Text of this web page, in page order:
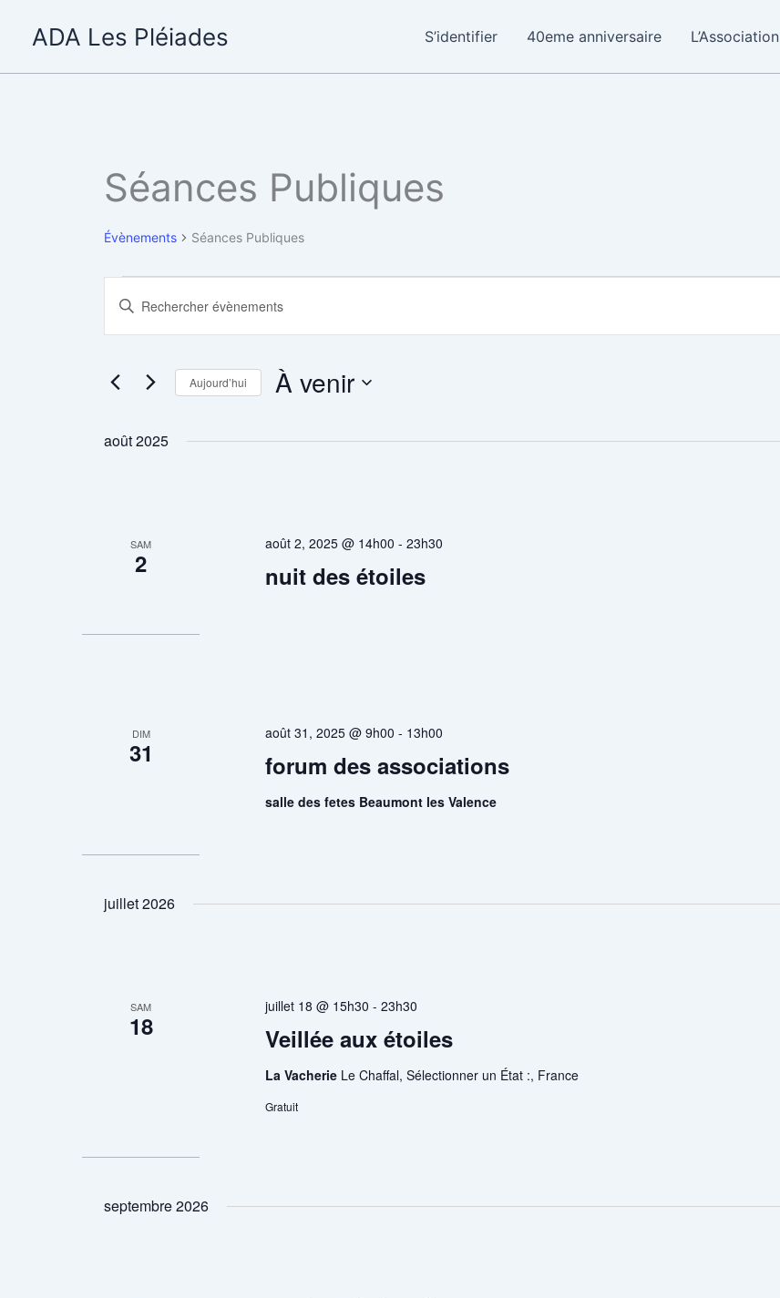
ADA Les Pléiades S’identifier 40eme anniversaire L’Association
Séances Publiques
Évènements Séances Publiques
navigation
vues
Saisir
Rechercher
Évènements
mot-
Aujourd’hui À venir
août 2025
SAM
2 nuit des étoiles
août 2, 2025 @ 14h00 -23h30
DIM
31 forum des associations
août 31, 2025 @ 9h00 - 13h00
salle des fetes Beaumont les Valence
juillet 2026
SAM
18 Veillée aux étoiles
juillet 18 @ 15h30 -23h30
La Vacherie Le Chaffal, Sélectionner un État :, France
Gratuit
septembre 2026